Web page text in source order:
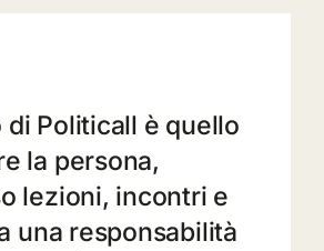
di Politicall è quello
la persona,
lezioni, incontri e
una responsabilità